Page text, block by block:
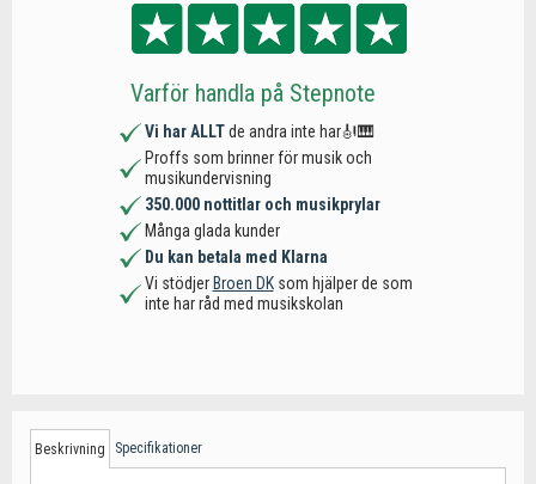
Varför handla på Stepnote
Vi har ALLTde andra inte har🎻🎹
Proffs som brinner för musik och
musikundervisning
350.000 nottitlar och musikprylar
Många glada kunder
Du kan betala med Klarna
Vi stödjer Broen DKsom hjälper de som
inte har råd med musikskolan
Beskrivning Specifikationer